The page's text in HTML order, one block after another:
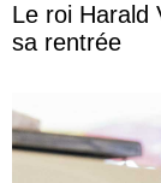
Le roi Harald
sa rentrée